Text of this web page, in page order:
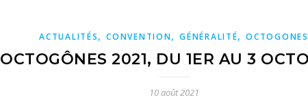
ACTUALITÉS,CONVENTION,GÉNÉRALITÉ,OCTOGONES
OCTOGÔNES 2021, DU 1ER AU 3
10 août 2021